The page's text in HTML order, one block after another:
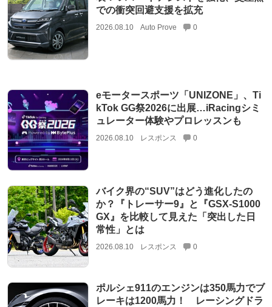
での衝突回避支援を拡充
2026.08.10 Auto Prove 0
eモータースポーツ「UNIZONE」、Ti
kTok GG祭2026に出展…iRacingシミ
ュレーター体験やプロレッスンも
2026.08.10 レスポンス 0
バイク界の“SUV”はどう進化したの
か？『トレーサー9』と『GSX-S1000
GX』を比較して見えた「突出した日
常性」とは
2026.08.10 レスポンス 0
ポルシェ911のエンジンは350馬力でブ
レーキは1200馬力！ レーシングドラ